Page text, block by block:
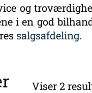
og
i en god
salgsafdeling.
Viser 2